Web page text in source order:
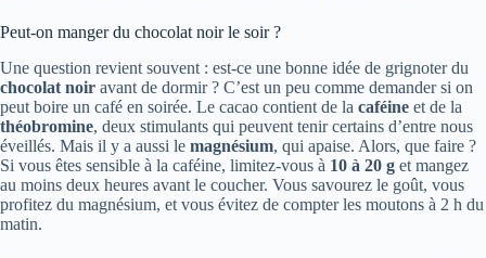
Peut-on manger du chocolat noir le soir ?
Une question revient souvent : est-ce une bonne idée de grignoter du
chocolat noir avant de dormir ? C’est un peu comme demander si on
peut boire un café en soirée. Le cacao contient de la caféine et de la
théobromine, deux stimulants qui peuvent tenir certains d’entre nous
éveillés. Mais il y a aussi le magnésium, qui apaise. Alors, que faire ?
Si vous êtes sensible à la caféine, limitez-vous à 10 à 20 g et mangez
au moins deux heures avant le coucher. Vous savourez le goût, vous
profitez du magnésium, et vous évitez de compter les moutons à 2 h du
matin.